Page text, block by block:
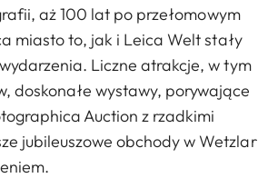
aż 100 lat po przełomowym
miasto to, jak i Leica Welt stały
Liczne atrakcje, w tym
doskonałe wystawy, porywające
Auction z rzadkimi
jubileuszowe obchody w Wetzlar